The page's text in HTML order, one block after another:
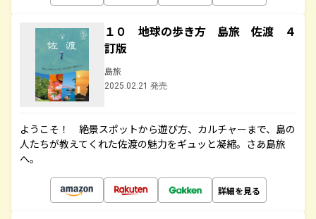
１０ 地球の歩き方 島旅 佐渡 ４
訂版
島旅
2025.02.21 発売
ようこそ！ 絶景スポットから遊び方、カルチャーまで、島の
人たちが教えてくれた佐渡の魅力をギュッと凝縮。さあ島旅
へ。
詳細を見る